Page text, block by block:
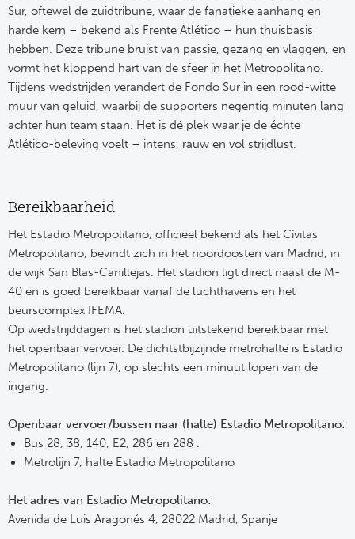
Sur, oftewel de zuidtribune, waar de fanatieke aanhang en
harde kern – bekend als Frente Atlético – hun thuisbasis
hebben. Deze tribune bruist van passie, gezang en vlaggen, en
vormt het kloppend hart van de sfeer in het Metropolitano.
Tijdens wedstrijden verandert de Fondo Sur in een rood-witte
muur van geluid, waarbij de supporters negentig minuten lang
achter hun team staan. Het is dé plek waar je de échte
Atlético-beleving voelt – intens, rauw en vol strijdlust.
Bereikbaarheid
Het Estadio Metropolitano, officieel bekend als het Cívitas
Metropolitano, bevindt zich in het noordoosten van Madrid, in
de wijk San Blas-Canillejas. Het stadion ligt direct naast de M-
40 en is goed bereikbaar vanaf de luchthavens en het
beurscomplex IFEMA.
Op wedstrijddagen is het stadion uitstekend bereikbaar met
het openbaar vervoer. De dichtstbijzijnde metrohalte is Estadio
Metropolitano (lijn 7), op slechts een minuut lopen van de
ingang.
Openbaar vervoer/bussen naar (halte) Estadio Metropolitano:
Bus 28, 38, 140, E2, 286 en 288 .
Metrolijn 7, halte Estadio Metropolitano
Het adres van Estadio Metropolitano:
Avenida de Luis Aragonés 4, 28022 Madrid, Spanje